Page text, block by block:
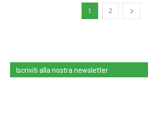
1 2
Iscriviti alla nostra newsletter